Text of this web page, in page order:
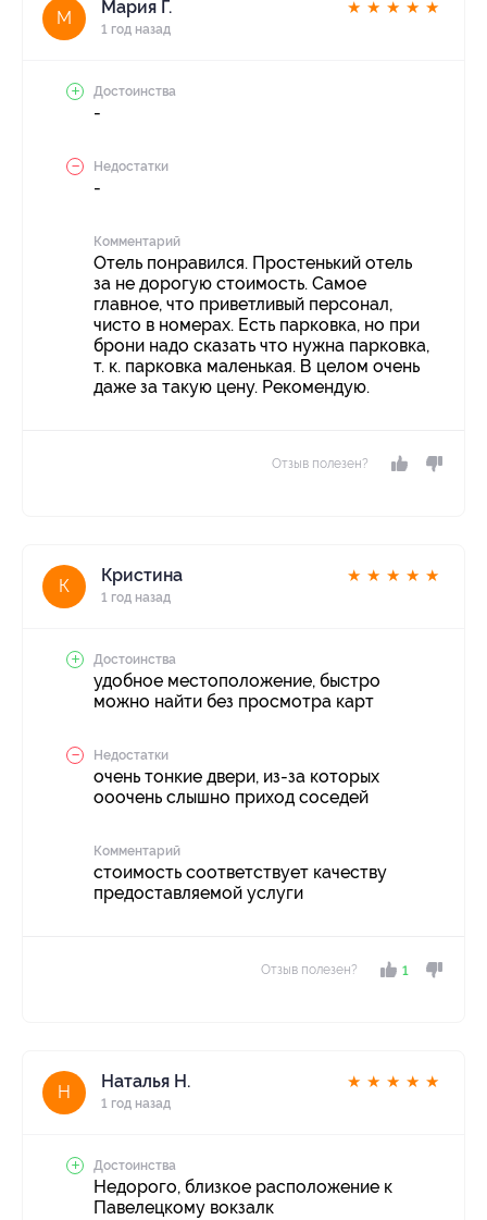
М
Мария Г.
1 год назад
★ ★ ★ ★ ★
Достоинства
-
Недостатки
-
Комментарий
Отель понравился. Простенький отель
за не дорогую стоимость. Самое
главное, что приветливый персонал,
чисто в номерах. Есть парковка, но при
брони надо сказать что нужна парковка,
т. к. парковка маленькая. В целом очень
даже за такую цену. Рекомендую.
Отзыв полезен?
К
Кристина
1 год назад
★ ★ ★ ★ ★
Достоинства
удобное местоположение, быстро
можно найти без просмотра карт
Недостатки
очень тонкие двери, из-за которых
ооочень слышно приход соседей
Комментарий
стоимость соответствует качеству
предоставляемой услуги
Отзыв полезен? 1
Н
Наталья Н.
1 год назад
★ ★ ★ ★ ★
Достоинства
Недорого, близкое расположение к
Павелецкому вокзалк